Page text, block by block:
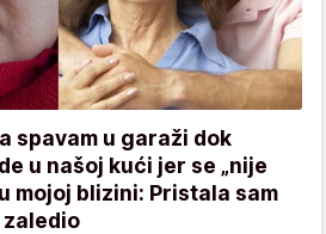
spavam u garaži dok
u našoj kući jer se „nije
mojoj blizini: Pristala sam
zaledio